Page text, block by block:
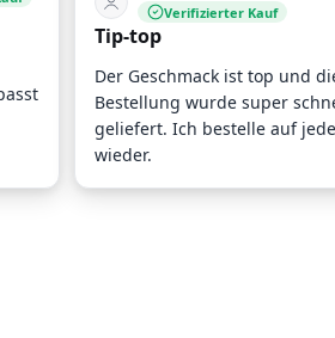
Verifizierter Kauf
Tip-top
Der Geschmack ist top und
Bestellung wurde super
geliefert. Ich bestelle auf
wieder.